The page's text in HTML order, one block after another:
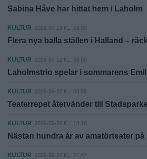
Sabina Håve har hittat hem i Laholm
KULTUR 2026-07-13 KL. 06:00
Flera nya balla ställen i Halland –
KULTUR 2026-07-12 KL. 06:00
Laholmstrio spelar i sommarens
KULTUR 2026-06-27 KL. 05:58
Teaterrepet återvänder till
KULTUR 2026-06-26 KL. 18:18
Nästan hundra år av amatörteater
KULTUR 2026-06-22 KL. 21:47